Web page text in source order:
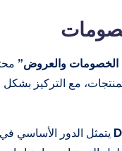
الخصومات والعروض”
مع التركيز
يتمثل الدور الأساسي